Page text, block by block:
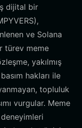
dijital bir
ve Solana
türev meme
yakılmış
hakları ile
topluluk
vurgular. Meme